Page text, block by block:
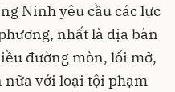
Ninh yêu cầu các lực
nhất là địa bàn
đường mòn, lối mở,
nữa với loại tội phạm